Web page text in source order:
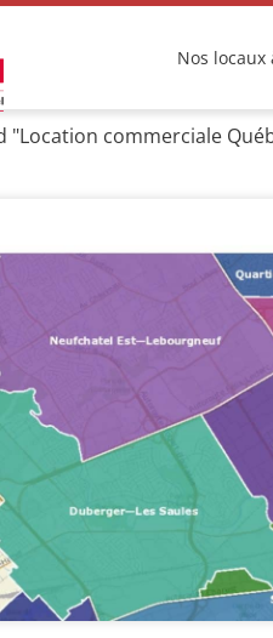
Nos locaux
"Location commerciale